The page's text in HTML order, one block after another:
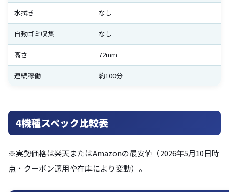
水拭き なし
自動ゴミ収集 なし
高さ 72mm
連続稼働 約100分
4機種スペック比較表
※実勢価格は楽天またはAmazonの最安値（2026年5月10日時
点・クーポン適用や在庫により変動）。